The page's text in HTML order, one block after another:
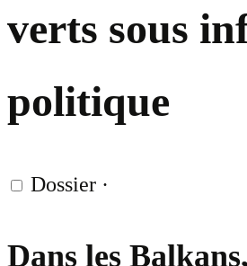
verts sous
politique
Dossier ·
Dans les